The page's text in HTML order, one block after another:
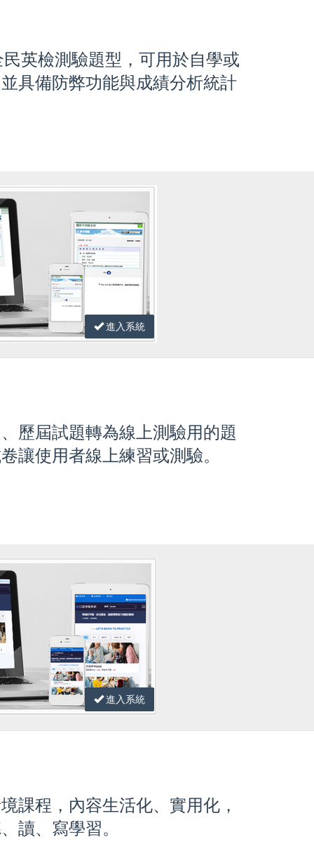
英檢測驗題型，可用於自學或
具備防弊功能與成績分析統計
進入系統
歷屆試題轉為線上測驗用的題
讓使用者線上練習或測驗。
進入系統
課程，內容生活化、實用化，
讀、寫學習。